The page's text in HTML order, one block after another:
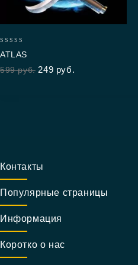
out
of
ATLAS
599руб. 249 руб.
Контакты
Популярные страницы
Информация
Коротко о нас